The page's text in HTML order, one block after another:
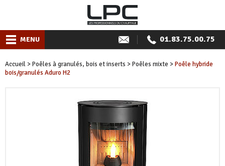
MENU 01.83.75.00.75
Accueil >Poêles à granulés, bois et inserts >Poêles mixte >Poêle hybride
bois/granulés Aduro H2